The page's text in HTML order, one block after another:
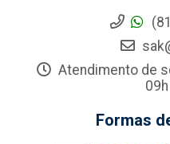
Atendimento de
Formas